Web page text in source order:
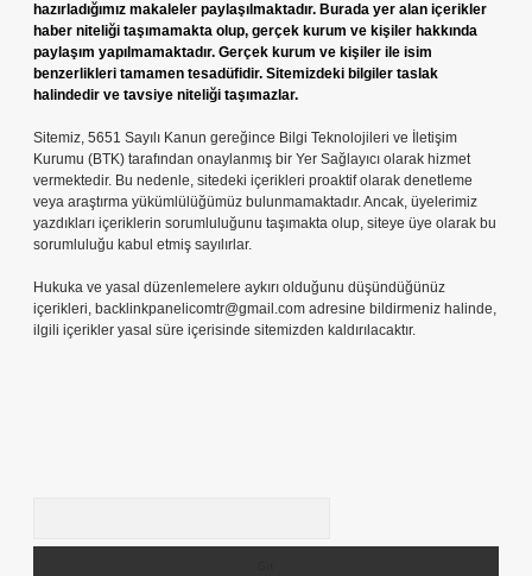
hazırladığımız makaleler paylaşılmaktadır. Burada yer alan içerikler
haber niteliği taşımamakta olup, gerçek kurum ve kişiler hakkında
paylaşım yapılmamaktadır. Gerçek kurum ve kişiler ile isim
benzerlikleri tamamen tesadüfidir. Sitemizdeki bilgiler taslak
halindedir ve tavsiye niteliği taşımazlar.
Sitemiz, 5651 Sayılı Kanun gereğince Bilgi Teknolojileri ve İletişim
Kurumu (BTK) tarafından onaylanmış bir Yer Sağlayıcı olarak hizmet
vermektedir. Bu nedenle, sitedeki içerikleri proaktif olarak denetleme
veya araştırma yükümlülüğümüz bulunmamaktadır. Ancak, üyelerimiz
yazdıkları içeriklerin sorumluluğunu taşımakta olup, siteye üye olarak bu
sorumluluğu kabul etmiş sayılırlar.
Hukuka ve yasal düzenlemelere aykırı olduğunu düşündüğünüz
içerikleri, backlinkpanelicomtr@gmail.com adresine bildirmeniz halinde,
ilgili içerikler yasal süre içerisinde sitemizden kaldırılacaktır.